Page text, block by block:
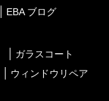
EBA ブログ
ガラスコート
ウィンドウリペア